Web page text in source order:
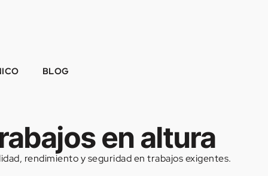
BLOG
en altura
rendimiento y seguridad en trabajos exigentes.